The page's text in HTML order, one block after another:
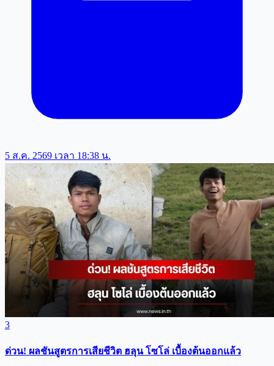
5 ส.ค. 2569 เวลา 18:38 น.
3
ด่วน! ผลชันสูตรการเสียชีวิต ฮลุน โซโล่ เบื้องต้นออกแล้ว